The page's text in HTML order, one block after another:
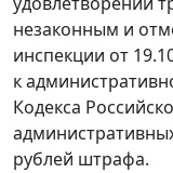
незаконным и
инспекции от
к
Кодекса
рублей штрафа.